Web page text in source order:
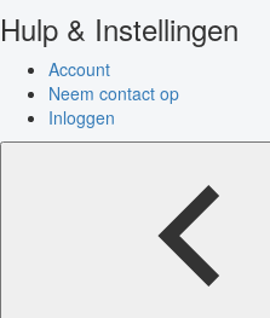
Hulp & Instellingen
Account
Neem contact op
Inloggen